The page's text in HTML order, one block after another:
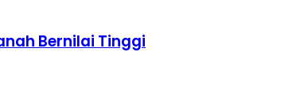
Bernilai Tinggi